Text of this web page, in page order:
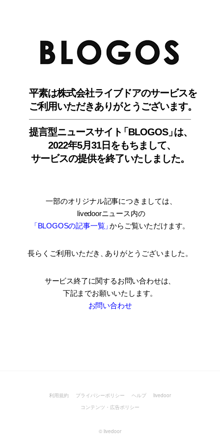
平素は株式会社ライブドアのサービスを
ご利用いただきありがとうございます。
提言型ニュースサイ ト「BLOGOS」は、
2022年5月31日をもちまして、
サービスの提供を終了いたしました。
一部のオリジナル記事につきましては
livedoorニュース内の
「BLOGOSの記事一覧」からご覧いただけます。
長らくご利用いただき ありがとうございました。
サービス終了に関するお問い合わせは、
下記までお願いいたします。
お問い合わせ
利用規約 プライバシーポリシー ヘルプ
livedoor
コンテンツ・広告ポリシー
© livedoor